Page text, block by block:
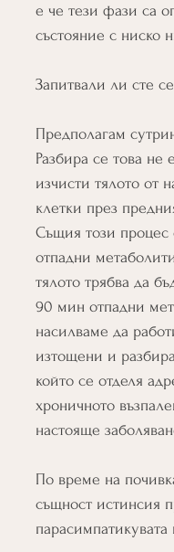
е че тези фази са
състояние с ниско
Запитвали ли сте
Предполагам
Разбира се това не
изчисти тялото от
клетки през
Същия този процес
отпадни
тялото трябва да
90 мин отпадни
насилваме да
изтощени и
който се отделя
хроничното
настояще
По време на
същност истинсия